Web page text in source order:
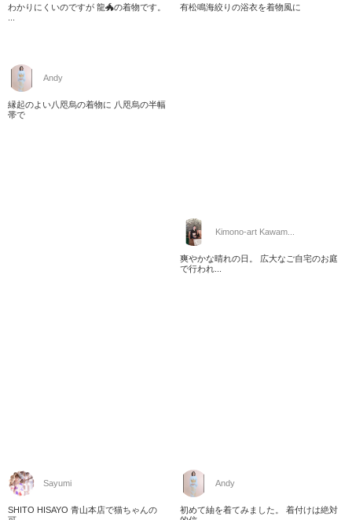
わかりにくいのですが 龍🐲の着物です。
有松鳴海絞りの浴衣を着物風に
Andy
縁起のよい八咫烏の着物に 八咫烏の半幅
帯で
Kimono-art Kawam...
爽やかな晴れの日。 広大なご自宅のお庭
で行われ...
Sayumi
SHITO HISAYO 青山本店で猫ちゃんの
Andy
初めて紬を着てみました。 着付けは絶対